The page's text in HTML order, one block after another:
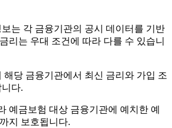
는 각 금융기관의 공시 데이터를 기반
리는 우대 조건에 따라 다를 수 있습니
해당 금융기관에서 최신 금리와 가입 조
다.
예금보험 대상 금융기관에 예치한 예
지 보호됩니다.